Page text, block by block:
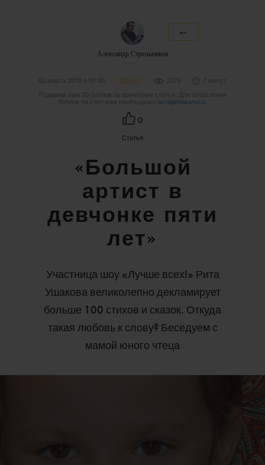
←
Александр Стрельников
02 марта 2018 в 09:00 Досуг 3576
7 минут
Подарим вам 20 баллов за прочтение статьи. Для зачисления
баллов на счет вам необходимо авторизоваться
0
Статья
«Большой
артист в
девчонке пяти
лет»
Участница шоу «Лучше всех!» Рита
Ушакова великолепно декламирует
больше 100 стихов и сказок. Откуда
такая любовь к слову? Беседуем с
мамой юного чтеца